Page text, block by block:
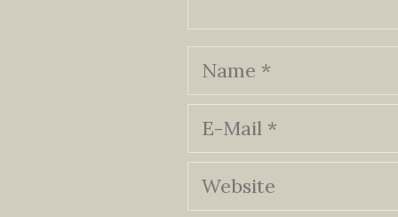
Name
E-
Mail
Website